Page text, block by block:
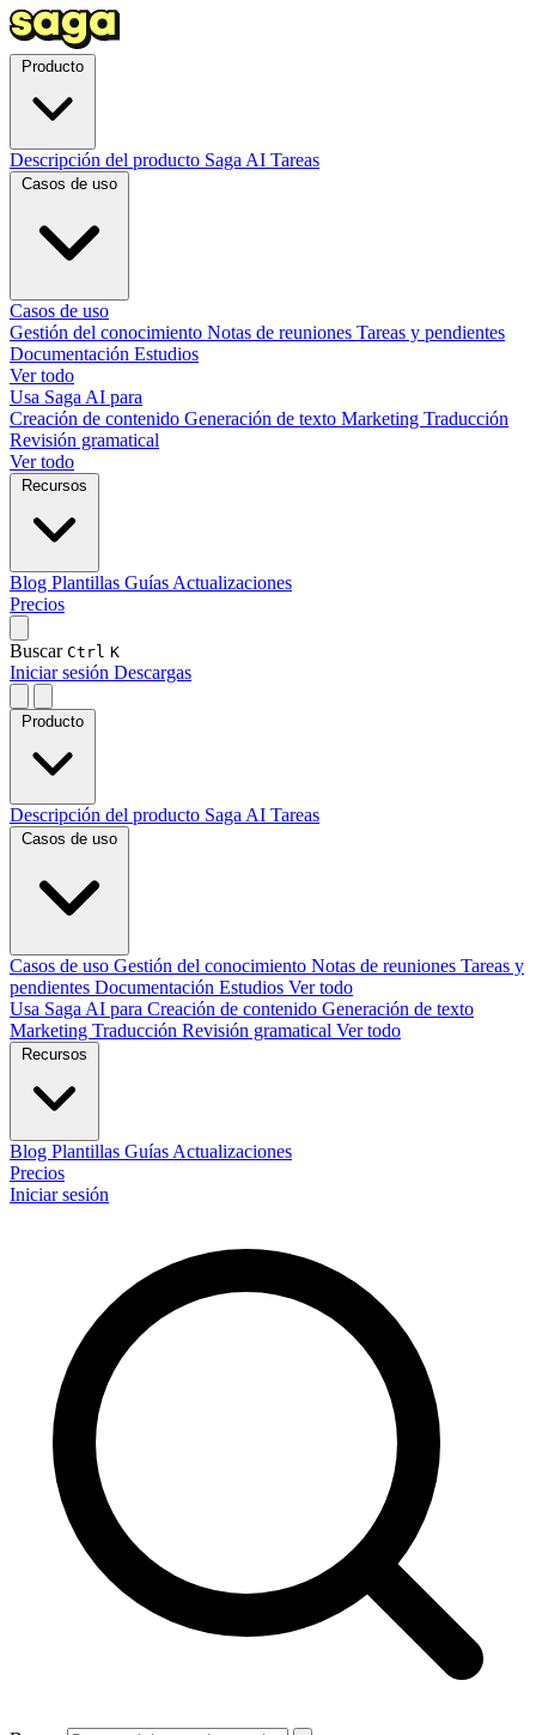
Descripción del producto Saga AI Tareas
Casos de uso
Gestión del conocimiento Notas de reuniones Tareas y pendientes
Documentación Estudios
Ver todo
Usa Saga AI para
Creación de contenido Generación de texto Marketing Traducción
Revisión gramatical
Ver todo
Blog Plantillas Guías Actualizaciones
Precios
Buscar Ctrl K
Iniciar sesión Descargas
Descripción del producto Saga AI Tareas
Casos de uso Gestión del conocimiento Notas de reuniones Tareas y
pendientes Documentación Estudios Ver todo
Usa Saga AI para Creación de contenido Generación de texto
Marketing Traducción Revisión gramatical Ver todo
Blog Plantillas Guías Actualizaciones
Precios
Iniciar sesión